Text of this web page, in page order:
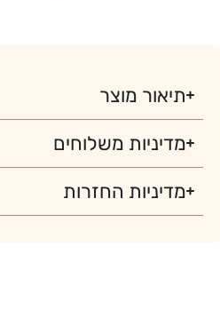
תיאור מוצר
מדיניות משלוחים
מדיניות החזרות